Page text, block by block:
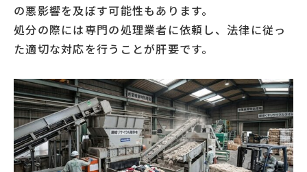
の悪影響を及ぼす可能性もあります。
処分の際には専門の処理業者に依頼し、法律に従っ
た適切な対応を行うことが肝要です。